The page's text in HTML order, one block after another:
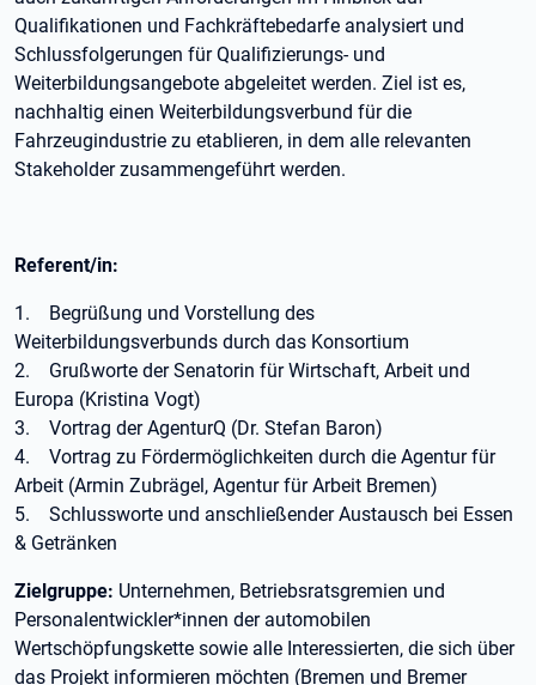
Qualifikationen und Fachkräftebedarfe analysiert und
Schlussfolgerungen für Qualifizierungs- und
Weiterbildungsangebote abgeleitet werden. Ziel ist es,
nachhaltig einen Weiterbildungsverbund für die
Fahrzeugindustrie zu etablieren, in dem alle relevanten
Stakeholder zusammengeführt werden.
Referent/in:
1. Begrüßung und Vorstellung des
Weiterbildungsverbunds durch das Konsortium
2. Grußworte der Senatorin für Wirtschaft, Arbeit und
Europa (Kristina Vogt)
3. Vortrag der AgenturQ (Dr. Stefan Baron)
4. Vortrag zu Fördermöglichkeiten durch die Agentur für
Arbeit (Armin Zubrägel, Agentur für Arbeit Bremen)
5. Schlussworte und anschließender Austausch bei Essen
& Getränken
Zielgruppe: Unternehmen, Betriebsratsgremien und
Personalentwickler*innen der automobilen
Wertschöpfungskette sowie alle Interessierten, die sich über
das Projekt informieren möchten (Bremen und Bremer